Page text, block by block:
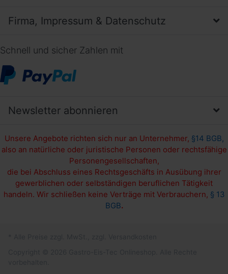
Firma, Impressum & Datenschutz
Schnell und sicher Zahlen mit
Newsletter abonnieren
Unsere Angebote richten sich nur an Unternehmer, §14 BGB,
also an natürliche oder juristische Personen oder rechtsfähige
Personengesellschaften,
die bei Abschluss eines Rechtsgeschäfts in Ausübung ihrer
gewerblichen oder selbständigen beruflichen Tätigkeit
handeln. Wir schließen keine Verträge mit Verbrauchern, § 13
BGB.